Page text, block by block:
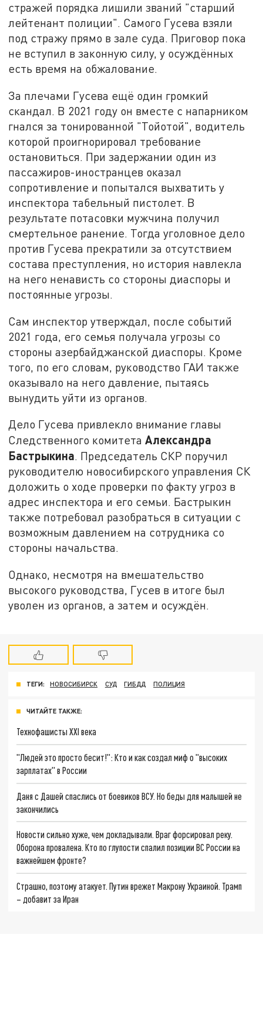
стражей порядка лишили званий "старший
лейтенант полиции". Самого Гусева взяли
под стражу прямо в зале суда. Приговор пока
не вступил в законную силу, у осуждённых
есть время на обжалование.
За плечами Гусева ещё один громкий
скандал. В 2021 году он вместе с напарником
гнался за тонированной "Тойотой", водитель
которой проигнорировал требование
остановиться. При задержании один из
пассажиров-иностранцев оказал
сопротивление и попытался выхватить у
инспектора табельный пистолет. В
результате потасовки мужчина получил
смертельное ранение. Тогда уголовное дело
против Гусева прекратили за отсутствием
состава преступления, но история навлекла
на него ненависть со стороны диаспоры и
постоянные угрозы.
Сам инспектор утверждал, после событий
2021 года, его семья получала угрозы со
стороны азербайджанской диаспоры. Кроме
того, по его словам, руководство ГАИ также
оказывало на него давление, пытаясь
вынудить уйти из органов.
Дело Гусева привлекло внимание главы
Следственного комитета Александра
Бастрыкина. Председатель СКР поручил
руководителю новосибирского управления СК
доложить о ходе проверки по факту угроз в
адрес инспектора и его семьи. Бастрыкин
также потребовал разобраться в ситуации с
возможным давлением на сотрудника со
стороны начальства.
Однако, несмотря на вмешательство
высокого руководства, Гусев в итоге был
уволен из органов, а затем и осуждён.
ТЕГИ: НОВОСИБИРСК СУД ГИБДД ПОЛИЦИЯ
ЧИТАЙТЕ ТАКЖЕ:
Технофашисты XXI века
"Людей это просто бесит!": Кто и как создал миф о "высоких
зарплатах" в России
Даня с Дашей спаслись от боевиков ВСУ. Но беды для малышей не
закончились
Новости сильно хуже, чем докладывали. Враг форсировал реку.
Оборона провалена. Кто по глупости спалил позиции ВС России на
важнейшем фронте?
Страшно, поэтому атакует. Путин врежет Макрону Украиной. Трамп
– добавит за Иран